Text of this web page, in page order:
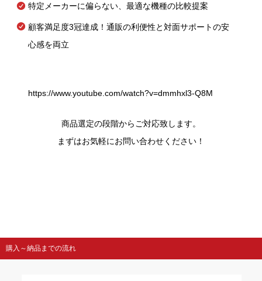
特定メーカーに偏らない、最適な機種の比較提案
顧客満足度3冠達成！通販の利便性と対面サポートの安
心感を両立
https://www.youtube.com/watch?v=dmmhxl3-Q8M
商品選定の段階からご対応致します。
まずはお気軽にお問い合わせください！
購入～納品までの流れ